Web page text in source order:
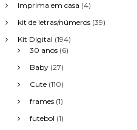
Imprima em casa (4)
kit de letras/números (39)
Kit Digital (194)
30 anos (6)
Baby (27)
Cute (110)
frames (1)
futebol (1)